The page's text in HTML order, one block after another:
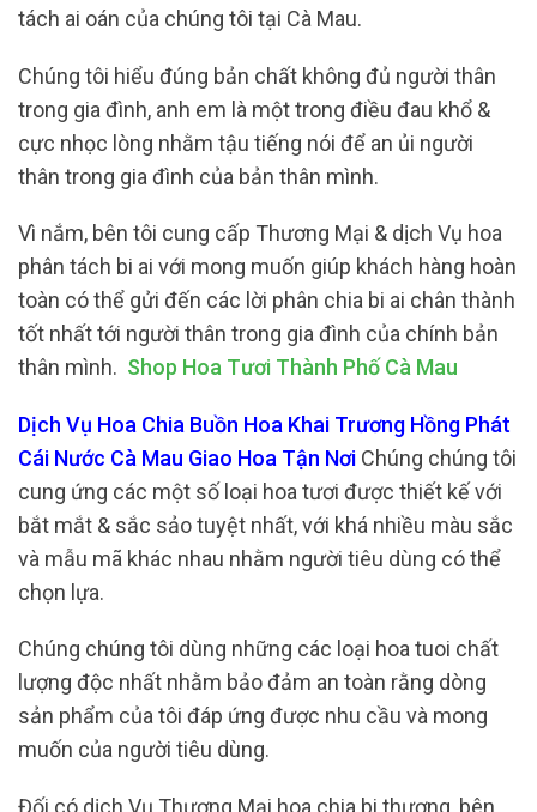
tách ai oán của chúng tôi tại Cà Mau.
Chúng tôi hiểu đúng bản chất không đủ người thân
trong gia đình, anh em là một trong điều đau khổ &
cực nhọc lòng nhằm tậu tiếng nói để an ủi người
thân trong gia đình của bản thân mình.
Vì nắm, bên tôi cung cấp Thương Mại & dịch Vụ hoa
phân tách bi ai với mong muốn giúp khách hàng hoàn
toàn có thể gửi đến các lời phân chia bi ai chân thành
tốt nhất tới người thân trong gia đình của chính bản
thân mình. Shop Hoa Tươi Thành Phố Cà Mau
Dịch Vụ Hoa Chia Buồn Hoa Khai Trương Hồng Phát
Cái Nước Cà Mau Giao Hoa Tận Nơi Chúng chúng tôi
cung ứng các một số loại hoa tươi được thiết kế với
bắt mắt & sắc sảo tuyệt nhất, với khá nhiều màu sắc
và mẫu mã khác nhau nhằm người tiêu dùng có thể
chọn lựa.
Chúng chúng tôi dùng những các loại hoa tuoi chất
lượng độc nhất nhằm bảo đảm an toàn rằng dòng
sản phẩm của tôi đáp ứng được nhu cầu và mong
muốn của người tiêu dùng.
Đối có dịch Vụ Thương Mại hoa chia bi thương, bên